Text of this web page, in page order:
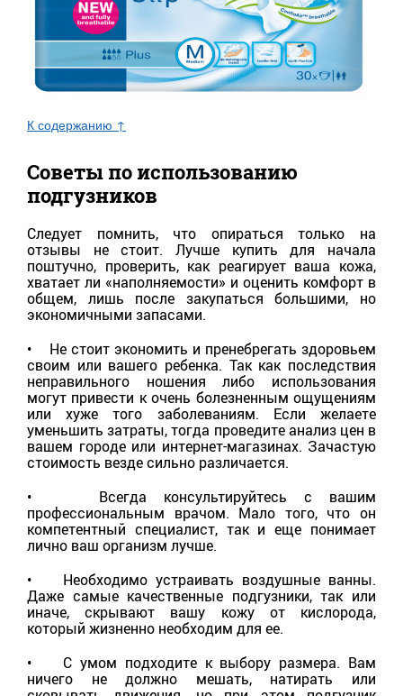
К содержанию ↑
Советы по использованию
подгузников
Следует помнить, что опираться только на
отзывы не стоит. Лучше купить для начала
поштучно, проверить, как реагирует ваша кожа,
хватает ли «наполняемости» и оценить комфорт в
общем, лишь после закупаться большими, но
экономичными запасами.
• Не стоит экономить и пренебрегать здоровьем
своим или вашего ребенка. Так как последствия
неправильного ношения либо использования
могут привести к очень болезненным ощущениям
или хуже того заболеваниям. Если желаете
уменьшить затраты, тогда проведите анализ цен в
вашем городе или интернет-магазинах. Зачастую
стоимость везде сильно различается.
• Всегда консультируйтесь с вашим
профессиональным врачом. Мало того, что он
компетентный специалист, так и еще понимает
лично ваш организм лучше.
• Необходимо устраивать воздушные ванны.
Даже самые качественные подгузники, так или
иначе, скрывают вашу кожу от кислорода,
который жизненно необходим для ее.
• С умом подходите к выбору размера. Вам
ничего не должно мешать, натирать или